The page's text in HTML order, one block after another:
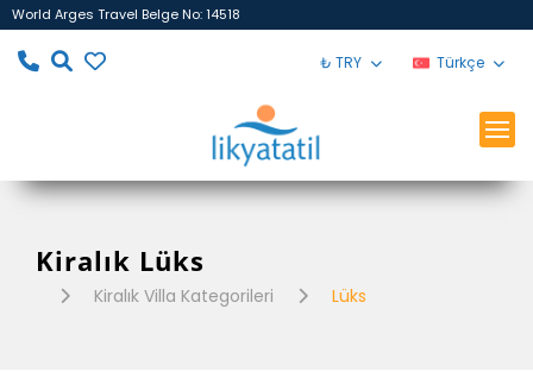
World Arges Travel Belge No: 14518
₺ TRY Türkçe
Kiralık Lüks
Kiralık Villa Kategorileri Lüks